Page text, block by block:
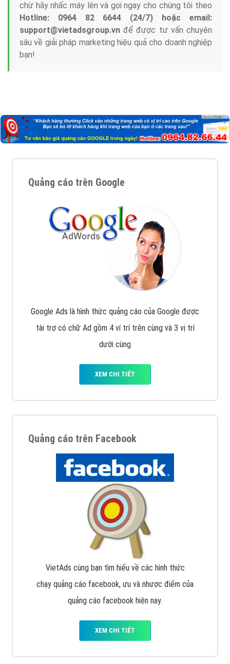
chừ hãy nhấc máy lên và gọi ngay cho chúng tôi theo
Hotline: 0964 82 6644 (24/7) hoặc email:
support@vietadsgroup.vn để được tư vấn chuyên
sâu về giải pháp marketing hiệu quả cho doanh nghiệp
bạn!
Quảng cáo trên Google
Google Ads là hình thức quảng cáo của Google được
tài trợ có chữ Ad gồm 4 ví trí trên cùng và 3 vị trí
dưới cùng
XEM CHI TIẾT
Quảng cáo trên Facebook
VietAds cùng bạn tìm hiểu về các hình thức
chạy quảng cáo facebook, ưu và nhược điểm của
quảng cáo facebook hiện nay.
XEM CHI TIẾT